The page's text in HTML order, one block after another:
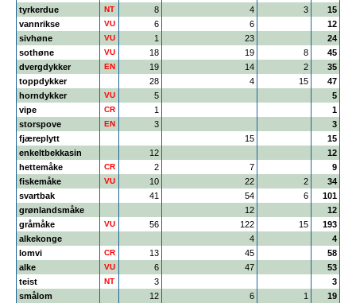
tyrkerdue
NT 8 4 3
15
vannrikse
VU 6 6
12
sivhøne
VU 1 23
24
sothøne
VU 18 19 8
45
dvergdykker
EN 19 14 2
35
toppdykker
28 4 15
47
horndykker
VU 5
5
vipe
CR 1
1
storspove
EN 3
3
fjæreplytt
15
15
enkeltbekkasin
12
12
hettemåke
CR 2 7
9
fiskemåke
VU 10 22 2
34
svartbak
41 54 6
101
grønlandsmåke
12
12
gråmåke
VU 56 122 15
193
alkekonge
4
4
lomvi
CR 13 45
58
alke
VU 6 47
53
teist
NT 3
3
smålom
12 6 1
19